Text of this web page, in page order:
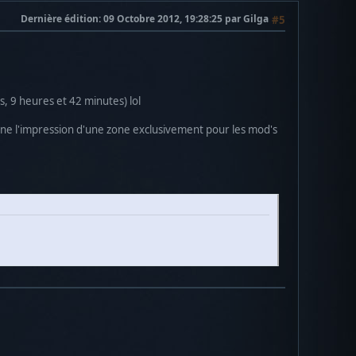
#5
Dernière édition: 09 Octobre 2012, 19:28:25 par Gilga
9 heures et 42 minutes) lol
l'impression d'une zone exclusivement pour les mod's